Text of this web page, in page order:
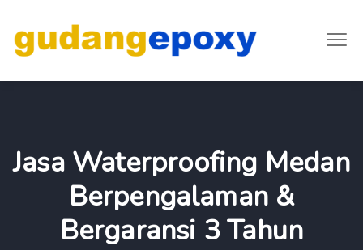
Jasa Waterproofing Medan
Berpengalaman &
Bergaransi 3 Tahun